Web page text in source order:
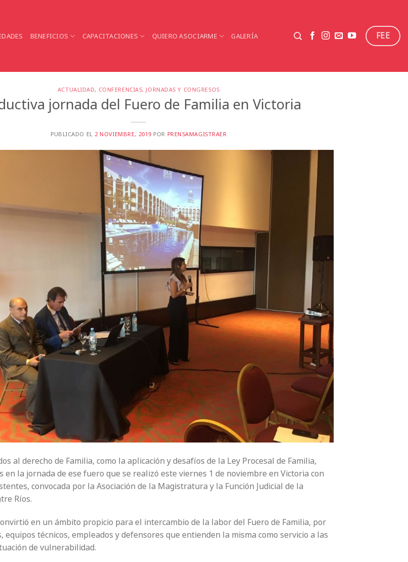
BENEFICIOS CAPACITACIONES QUIERO ASOCIARME GALERÍA FEE
ACTUALIDAD, CONFERENCIAS, JORNADAS Y CONGRESOS
jornada del Fuero de Familia en Victoria
PUBLICADO EL 2 NOVIEMBRE, 2019 POR PRENSAMAGISTRAER
al derecho de Familia, como la aplicación y desafíos de la Ley Procesal de Familia,
la jornada de ese fuero que se realizó este viernes 1 de noviembre en Victoria con
convocada por la Asociación de la Magistratura y la Función Judicial de la
Ríos.
en un ámbito propicio para el intercambio de la labor del Fuero de Familia, por
equipos técnicos, empleados y defensores que entienden la misma como servicio a las
de vulnerabilidad.